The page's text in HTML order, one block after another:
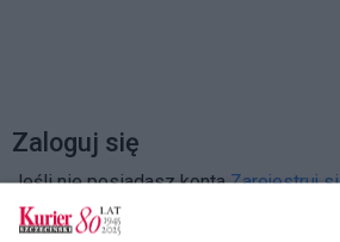
Zaloguj się
Jeśli nie posiadasz kontaZarejestruj